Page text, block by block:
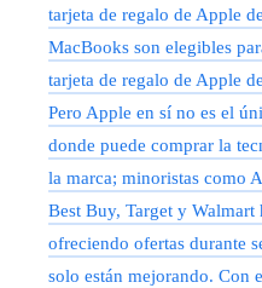
tarjeta de regalo de Apple
MacBooks son elegibles
tarjeta de regalo de Apple
Pero Apple en sí no es el
donde puede comprar la
la marca; minoristas como
Best Buy, Target y Walmart
ofreciendo ofertas durante
solo están mejorando. Con